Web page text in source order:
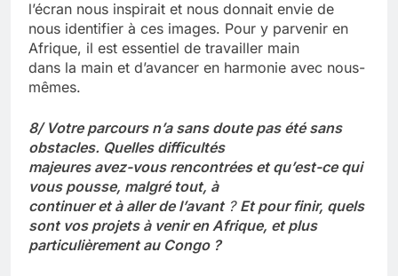
l’écran nous inspirait et nous donnait envie de
nous identifier à ces images. Pour y parvenir en
Afrique, il est essentiel de travailler main
dans la main et d’avancer en harmonie avec nous-
mêmes.
8/ Votre parcours n’a sans doute pas été sans
obstacles. Quelles difficultés
majeures avez-vous rencontrées et qu’est-ce qui
vous pousse, malgré tout, à
continuer et à aller de l’avant? Et pour finir, quels
sont vos projets à venir en Afrique, et plus
particulièrement au Congo ?